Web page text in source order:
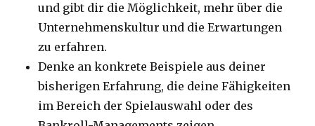
und gibt dir die Möglichkeit, mehr über die
Unternehmenskultur und die Erwartungen
zu erfahren.
Denke an konkrete Beispiele aus deiner
bisherigen Erfahrung, die deine Fähigkeiten
im Bereich der Spielauswahl oder des